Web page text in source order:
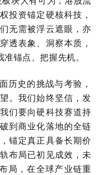
投资锚定硬核科技，
无需被浮云遮眼，亦
透表象、洞察本质，
锚点、把握先机。
历史的挑战与考验，
。我们始终坚信，发
们要向硬科技赛道持
到商业化落地的全链
锚定真正具备长期价
布局已初见成效，未
局，在全球产业链重